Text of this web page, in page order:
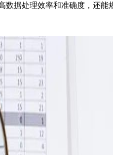
据处理效率和准确度，还能